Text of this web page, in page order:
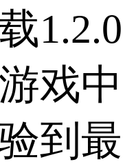
1.2.0
戏中
到最